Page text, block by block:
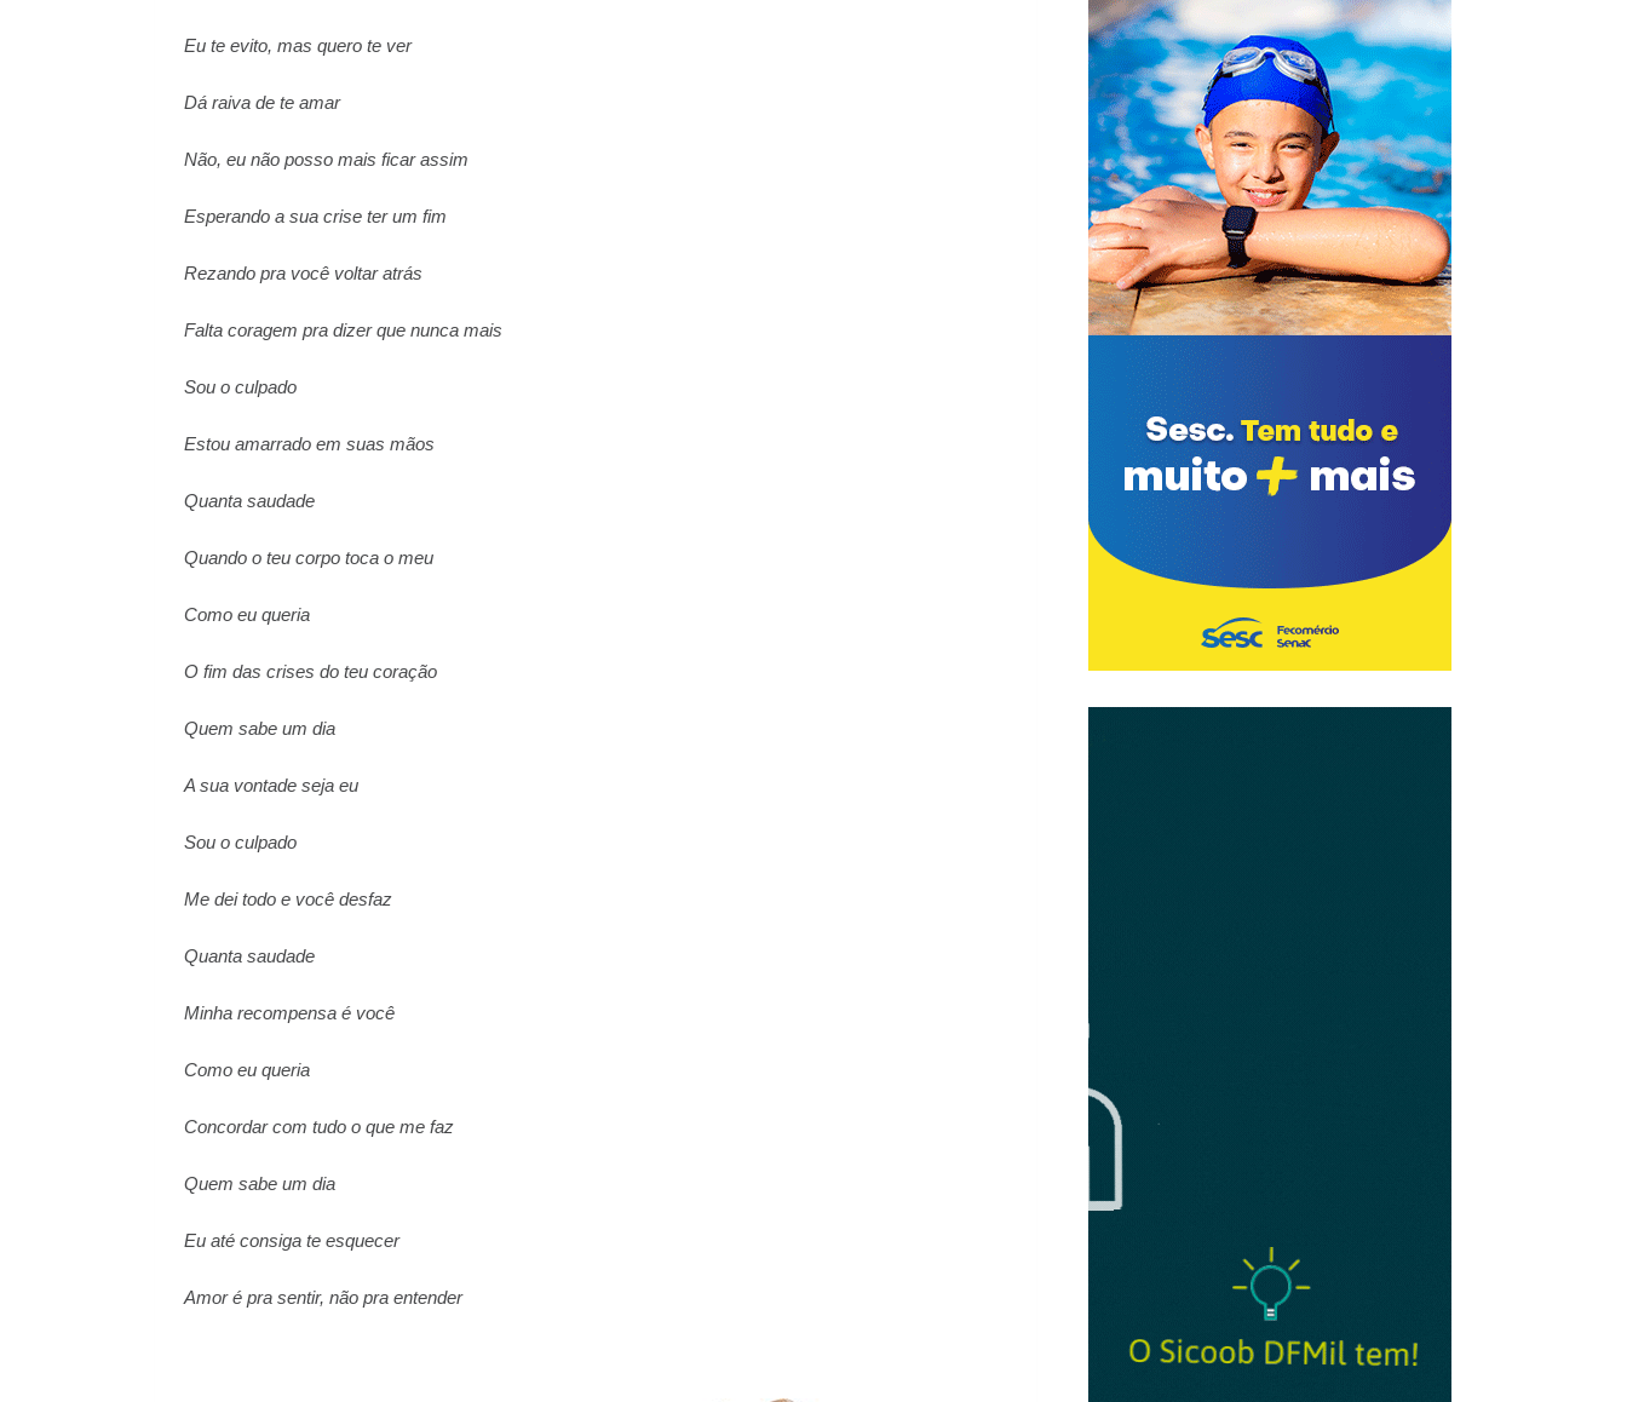
Eu te evito, mas quero te ver
Dá raiva de te amar
Não, eu não posso mais ficar assim
Esperando a sua crise ter um fim
Rezando pra você voltar atrás
Falta coragem pra dizer que nunca mais
Sou o culpado
Estou amarrado em suas mãos
Quanta saudade
Quando o teu corpo toca o meu
Como eu queria
O fim das crises do teu coração
Quem sabe um dia
A sua vontade seja eu
Sou o culpado
Me dei todo e você desfaz
Quanta saudade
Minha recompensa é você
Como eu queria
Concordar com tudo o que me faz
Quem sabe um dia
Eu até consiga te esquecer
Amor é pra sentir, não pra entender